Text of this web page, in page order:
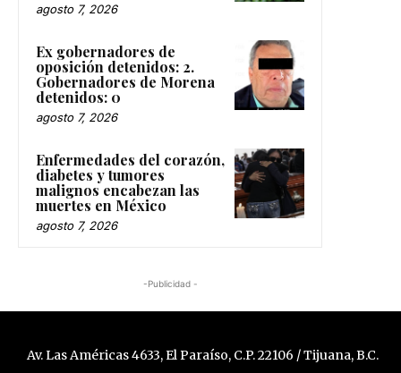
agosto 7, 2026
Ex gobernadores de
oposición detenidos: 2.
Gobernadores de Morena
detenidos: 0
agosto 7, 2026
Enfermedades del corazón,
diabetes y tumores
malignos encabezan las
muertes en México
agosto 7, 2026
-Publicidad -
Av. Las Américas 4633, El Paraíso, C.P. 22106 / Tijuana, B.C.